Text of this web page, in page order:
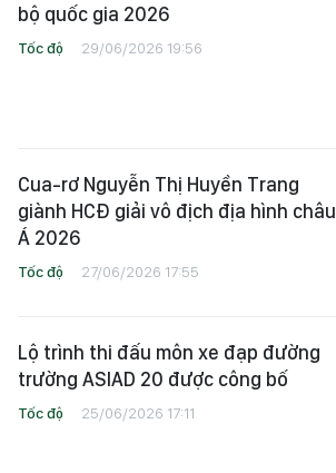
bộ quốc gia 2026
Tốc độ 29/06/2026 19:56
Cua-rơ Nguyễn Thị Huyền Trang
giành HCĐ giải vô địch địa hình châu
Á 2026
Tốc độ 27/06/2026 17:55
Lộ trình thi đấu môn xe đạp đường
trường ASIAD 20 được công bố
Tốc độ 25/06/2026 17:11